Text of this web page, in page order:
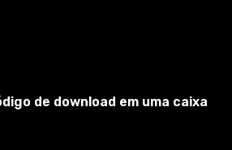
de download em uma caixa